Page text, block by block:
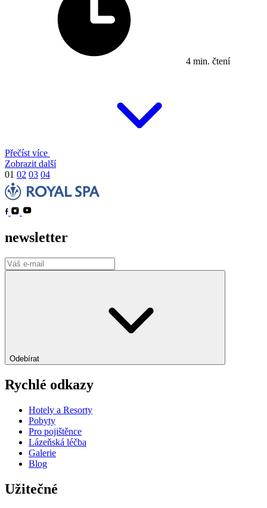
4 min. čtení
Přečíst více
Zobrazit další
01 02 03 04
newsletter
Odebírat
Rychlé odkazy
Hotely a Resorty
Pobyty
Pro pojištěnce
Lázeňská léčba
Galerie
Blog
Užitečné